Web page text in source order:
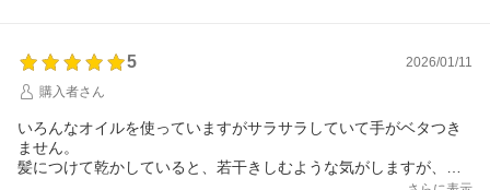
5
2026/01/11
購入者さん
いろんなオイルを使っていますがサラサラしていて手がベタつき
ません。
髪につけて乾かしていると、若干きしむような気がしますが、次